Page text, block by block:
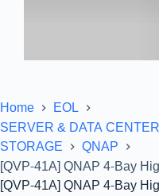
Home
EOL
SERVER & DATA
STORAGE
QNAP
[QVP-41A] QNAP 4-Bay
[QVP-41A] QNAP 4-Bay